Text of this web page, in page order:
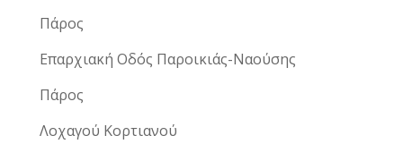
Πάρος
Επαρχιακή Οδός Παροικιάς-Ναούσης
Πάρος
Λοχαγού Κορτιανού